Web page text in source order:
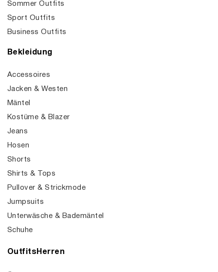
Sommer Outfits
Sport Outfits
Business Outfits
Bekleidung
Accessoires
Jacken & Westen
Mäntel
Kostüme & Blazer
Jeans
Hosen
Shorts
Shirts & Tops
Pullover & Strickmode
Jumpsuits
Unterwäsche & Bademäntel
Schuhe
OutfitsHerren